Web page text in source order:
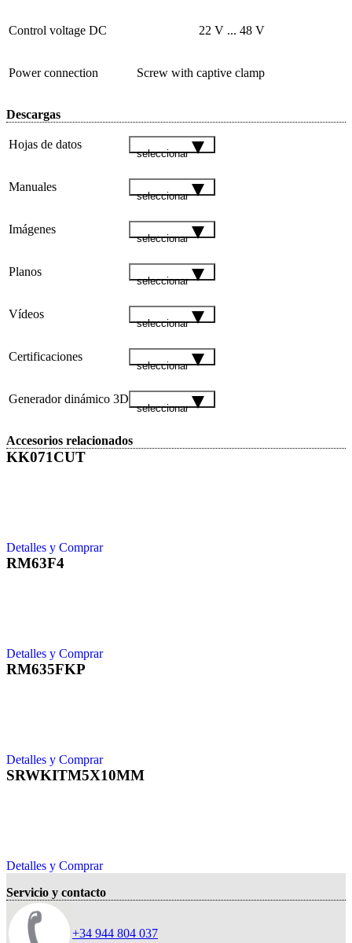
Control voltage DC 22 V ... 48 V
Power connection Screw with captive clamp
Descargas
Hojas de datos
seleccionar
Manuales
seleccionar
Imágenes
seleccionar
Planos
seleccionar
Vídeos
seleccionar
Certificaciones
seleccionar
Generador dinámico 3D
seleccionar
Accesorios relacionados
KK071CUT
Detalles y Comprar
RM63F4
Detalles y Comprar
RM635FKP
Detalles y Comprar
SRWKITM5X10MM
Detalles y Comprar
Servicio y contacto
+34 944 804 037